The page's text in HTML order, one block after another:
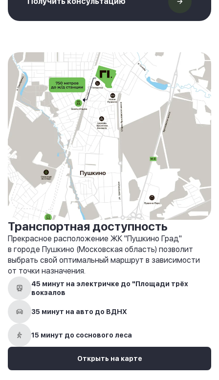
Транспортная доступность
Прекрасное расположение ЖК "Пушкино Град"
в городе Пушкино (Московская область) позволит
выбрать свой оптимальный маршрут в зависимости
от точки назначения.
45 минут на электричке до "Площади трёх
вокзалов
35 минут на авто до ВДНХ
15 минут до соснового леса
Открыть на карте